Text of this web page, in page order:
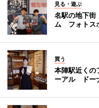
見る・遊ぶ
名駅の地下街
ム フォトス
買う
本陣駅近くの
ーアル ドー